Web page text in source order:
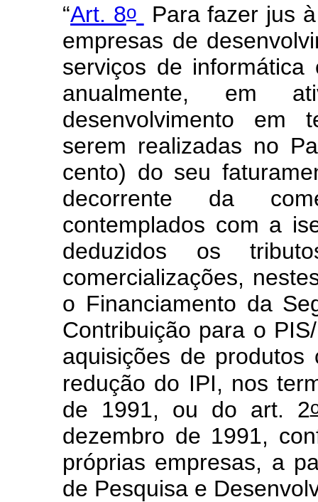
“Art. 8o
Para fazer jus
empresas de
serviços de informática
anualmente, em
desenvolvimento em
serem realizadas no
cento) do seu
decorrente da
contemplados com a
deduzidos os
comercializações,
o Financiamento da
Contribuição para o
aquisições de produtos
redução do IPI, nos
de 1991, ou do art. 2
dezembro de 1991,
próprias empresas, a
de Pesquisa e